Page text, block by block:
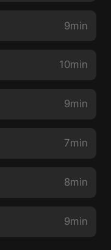
9min
10min
9min
7min
8min
9min